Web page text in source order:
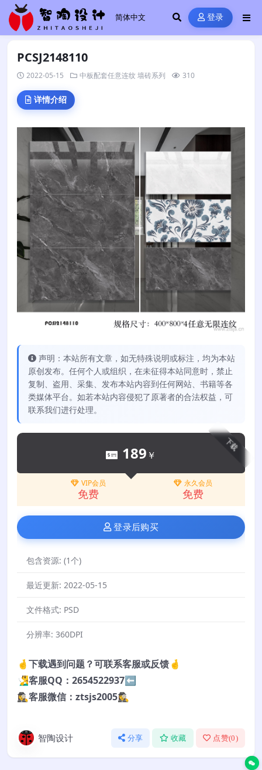
登录
PCSJ2148110
2022-05-15 中板配套任意连纹墙砖系列 310
详情介绍
声明：本站所有文章，如无特殊说明或标注，均为本站
原创发布。任何个人或组织，在未征得本站同意时，禁止
复制、盗用、采集、发布本站内容到任何网站、书籍等各
类媒体平台。如若本站内容侵犯了原著者的合法权益，可
联系我们进行处理。
下载
189 ￥
VIP会员
免费
永久会员
免费
登录后购买
包含资源: (1个)
最近更新: 2022-05-15
文件格式: PSD
分辨率: 360DPI
🤞下载遇到问题？可联系客服或反馈🤞
🧏‍♂️客服QQ：2654522937⬅️
🕵️‍♀️客服微信：ztsjs2005🕵️‍♀️
智陶设计 分享 收藏 点赞(0)